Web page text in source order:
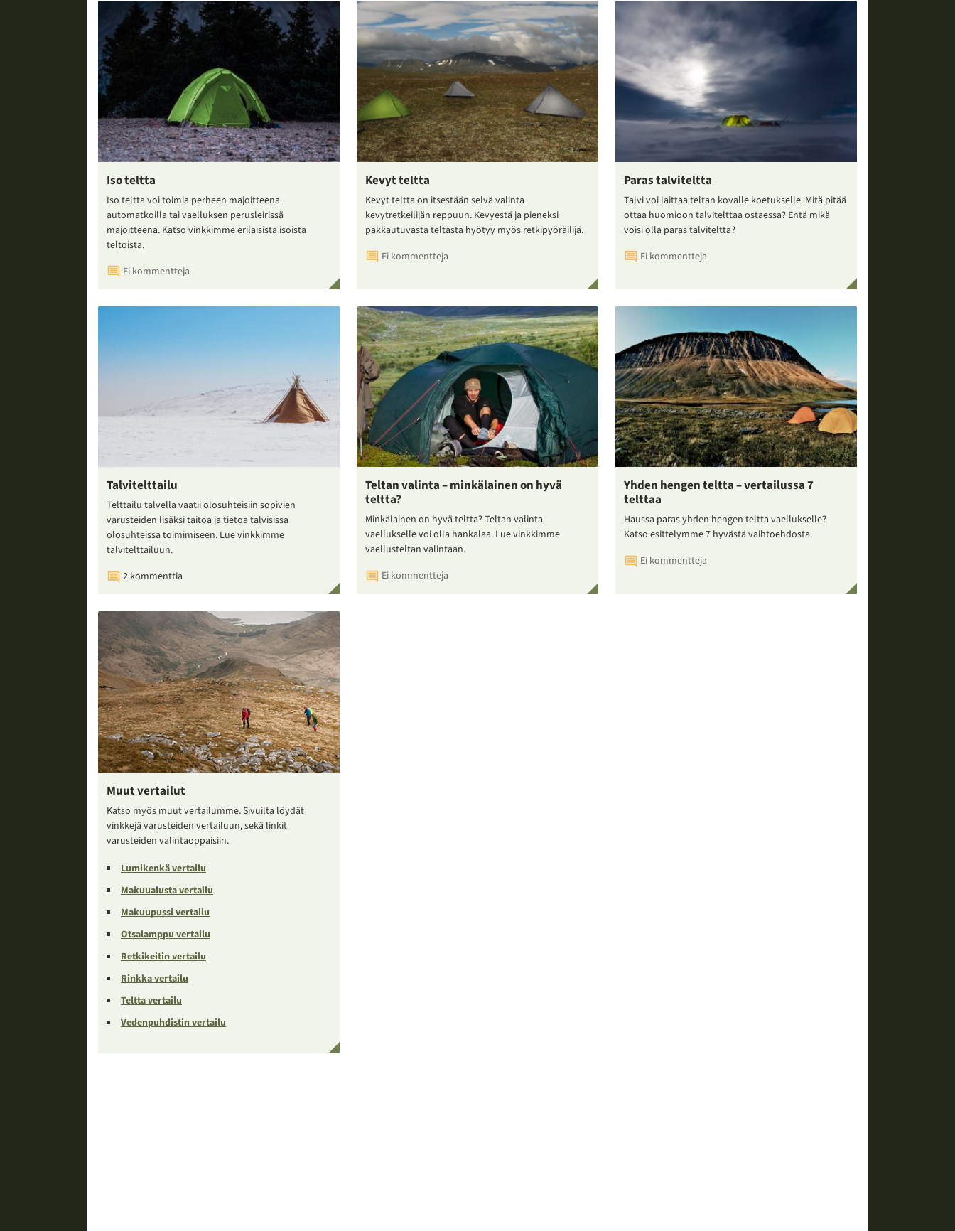
Iso teltta
Iso teltta voi toimia perheen majoitteena
automatkoilla tai vaelluksen perusleirissä
majoitteena. Katso vinkkimme erilaisista isoista
teltoista.
Ei kommentteja
Kevyt teltta
Kevyt teltta on itsestään selvä valinta
kevytretkeilijän reppuun. Kevyestä ja pieneksi
pakkautuvasta teltasta hyötyy myös retkipyöräilijä.
Ei kommentteja
Paras talviteltta
Talvi voi laittaa teltan kovalle koetukselle. Mitä pitää
ottaa huomioon talvitelttaa ostaessa? Entä mikä
voisi olla paras talviteltta?
Ei kommentteja
Talvitelttailu
Telttailu talvella vaatii olosuhteisiin sopivien
varusteiden lisäksi taitoa ja tietoa talvisissa
olosuhteissa toimimiseen. Lue vinkkimme
talvitelttailuun.
2 kommenttia
Teltan valinta – minkälainen on hyvä
teltta?
Minkälainen on hyvä teltta? Teltan valinta
vaellukselle voi olla hankalaa. Lue vinkkimme
vaellusteltan valintaan.
Ei kommentteja
Yhden hengen teltta – vertailussa 7
telttaa
Haussa paras yhden hengen teltta vaellukselle?
Katso esittelymme 7 hyvästä vaihtoehdosta.
Ei kommentteja
Muut vertailut
Katso myös muut vertailumme. Sivuilta löydät
vinkkejä varusteiden vertailuun, sekä linkit
varusteiden valintaoppaisiin.
Lumikenkä vertailu
Makuualusta vertailu
Makuupussi vertailu
Otsalamppu vertailu
Retkikeitin vertailu
Rinkka vertailu
Teltta vertailu
Vedenpuhdistin vertailu